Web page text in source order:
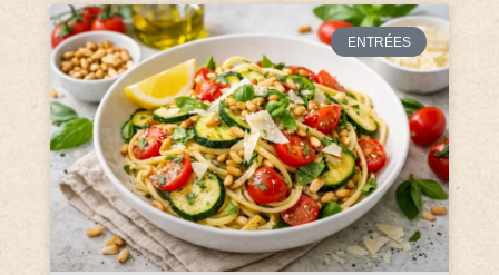
ENTRÉES